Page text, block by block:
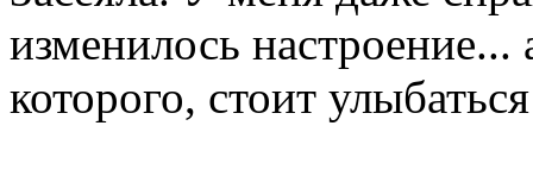
изменилось настроение...
которого, стоит